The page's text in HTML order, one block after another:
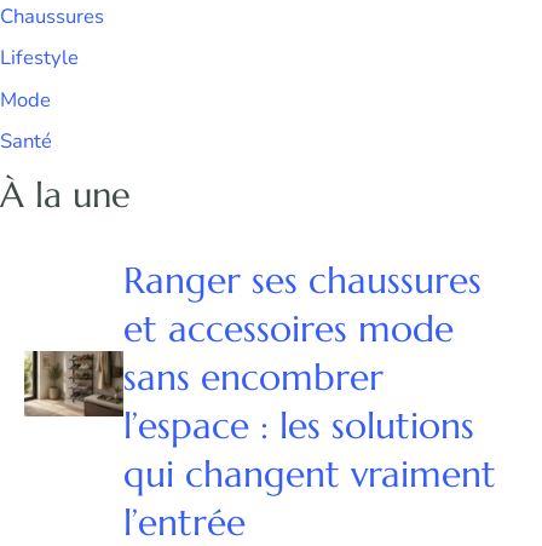
Chaussures
Lifestyle
Mode
Santé
À la une
Ranger ses chaussures
et accessoires mode
sans encombrer
l’espace : les solutions
qui changent vraiment
l’entrée